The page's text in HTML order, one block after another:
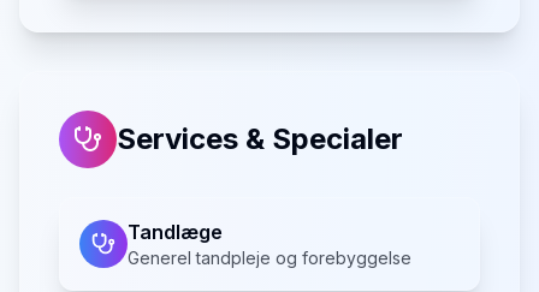
Services & Specialer
Tandlæge
Generel tandpleje og forebyggelse